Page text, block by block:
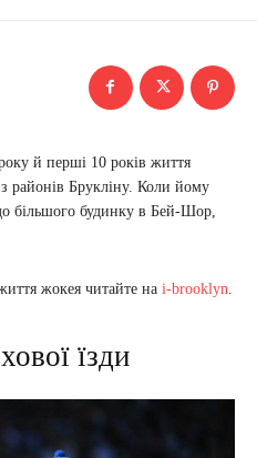
й перші 10 років життя
Брукліну. Коли йому
більшого будинку в Бей-Шор,
жокея читайте на i-brooklyn
їзди